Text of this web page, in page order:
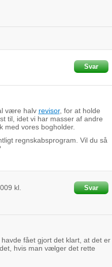
Svar
være halv revisor, for at holde
til, idet vi har masser af andre
med vores bogholder.
regnskabsprogram. Vil du så
kl.
Svar
fået gjort det klart, at det er
hvis man vælger det rette